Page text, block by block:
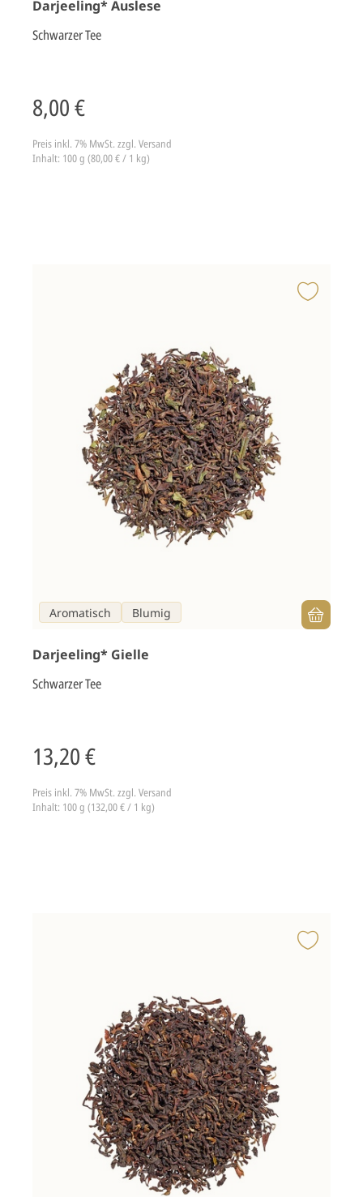
Darjeeling* Auslese
Schwarzer Tee
8,00 €
Preis inkl. 7% MwSt. zzgl. Versand
Inhalt: 100 g (80,00 € / 1 kg)
Aromatisch Blumig
Darjeeling* Gielle
Schwarzer Tee
13,20 €
Preis inkl. 7% MwSt. zzgl. Versand
Inhalt: 100 g (132,00 € / 1 kg)